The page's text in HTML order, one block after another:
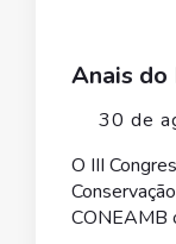
Anais do
30 de
O III
CONEAMB